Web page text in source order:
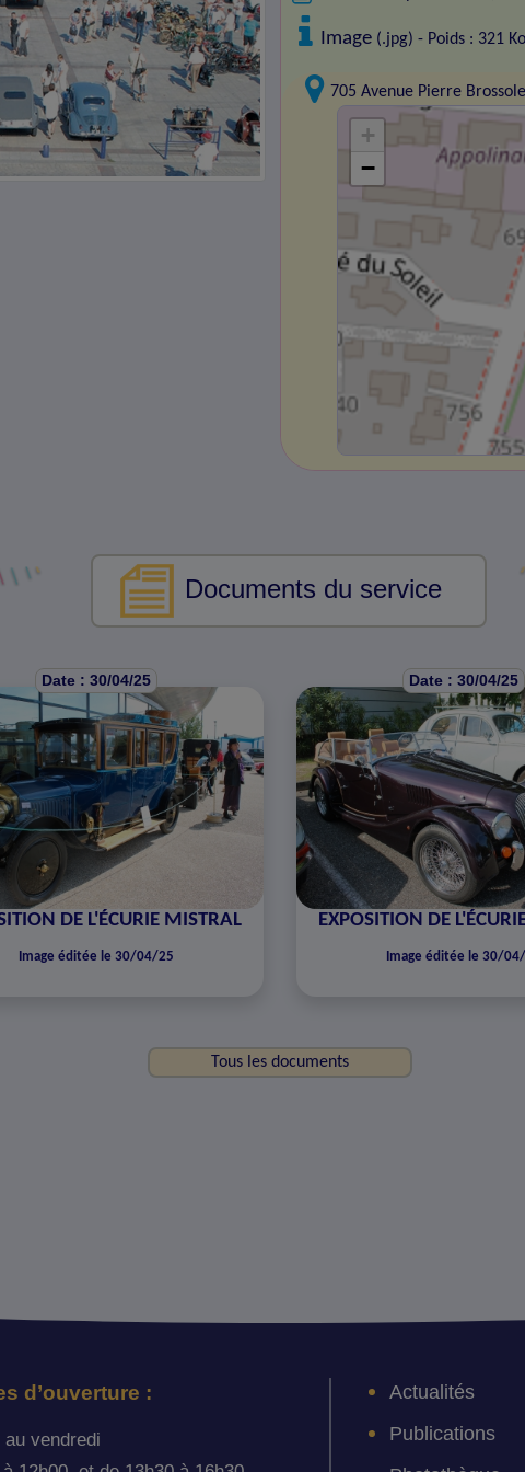
Image (.jpg) - Poids : 321 Ko
705 Avenue Pierre
+
−
Documents du service
Date : 30/04/25
DE L'ÉCURIE MISTRAL
Image éditée le 30/04/25
Date : 30/04/25
EXPOSITION DE
Image éditée le 30/
Tous les documents
d’ouverture :
au vendredi
Actualités
Publications